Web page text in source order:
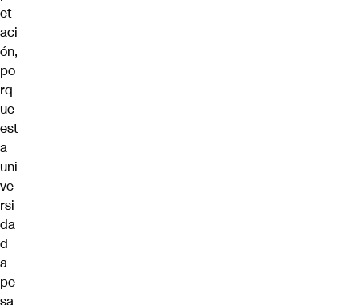
et
aci
ón,
po
rq
ue
est
a
uni
ve
rsi
da
d
a
pe
sa